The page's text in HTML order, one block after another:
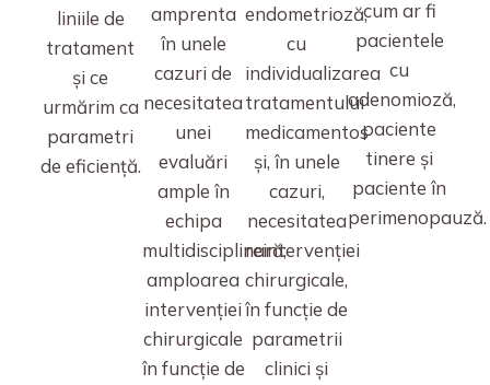
liniile de
tratament
și ce
urmărim ca
parametri
de eficiență.
amprenta
în unele
cazuri de
necesitatea
unei
evaluări
ample în
echipa
multidisciplinară;
amploarea
intervenției
chirurgicale
în funcție de
endometrioză,
cu
individualizarea
tratamentului
medicamentos
și, în unele
cazuri,
necesitatea
reintervenției
chirurgicale,
în funcție de
parametrii
clinici și
cum ar fi
pacientele
cu
adenomioză,
paciente
tinere și
paciente în
perimenopauză.